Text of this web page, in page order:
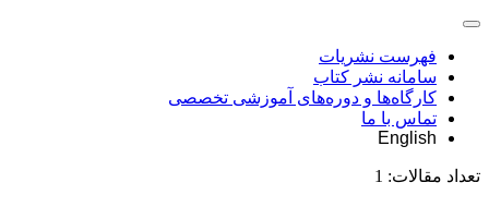
فهرست نشریات
سامانه نشر کتاب
کارگاه‌ها و دوره‌های آموزشی تخصصی
تماس با ما
English
تعداد مقالات: 1